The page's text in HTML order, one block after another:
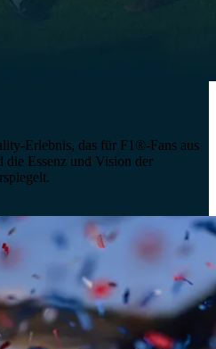
Erlebnis, das für F1®-Fans aus
die Essenz und Vision der